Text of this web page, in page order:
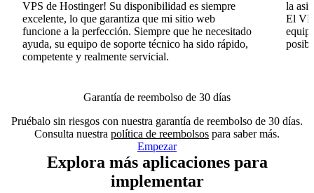
VPS de Hostinger! Su disponibilidad es siempre
excelente, lo que garantiza que mi sitio web
funcione a la perfección. Siempre que he necesitado
ayuda, su equipo de soporte técnico ha sido rápido,
competente y realmente servicial.
la
El
Garantía de reembolso de 30 días
Pruébalo sin riesgos con nuestra garantía de reembolso de 30 días.
Consulta nuestra política de reembolsos para saber más.
Empezar
Explora más aplicaciones para
implementar